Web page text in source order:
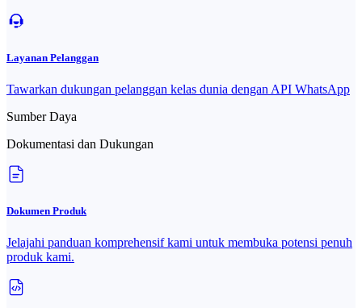
Layanan Pelanggan
Tawarkan dukungan pelanggan kelas dunia dengan API WhatsApp
Sumber Daya
Dokumentasi dan Dukungan
Dokumen Produk
Jelajahi panduan komprehensif kami untuk membuka potensi penuh
produk kami.